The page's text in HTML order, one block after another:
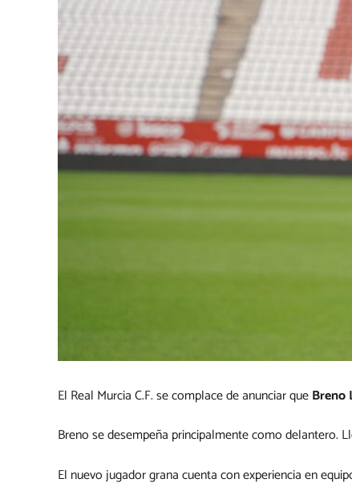
El Real Murcia C.F. se complace de anunciar queBreno
Breno se desempeña principalmente como delantero.
El nuevo jugador grana cuenta con experiencia en